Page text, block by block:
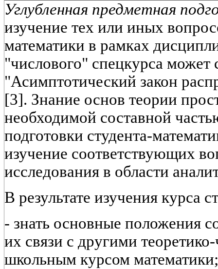
Углубленная предметная
изучение тех или иных
математики в рамках
"числового" спецкурса может
"Асимптотический закон
[3]. Знание основ теории
необходимой составной
подготовки студента-
изучение соответствующих
исследования в области
В результате изучения курса
- знать основные положения
их связи с другими
школьным курсом математики;